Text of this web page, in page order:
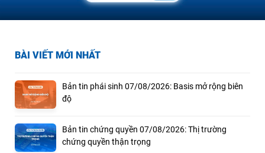
BÀI VIẾT MỚI NHẤT
Bản tin phái sinh 07/08/2026: Basis mở rộng biên
độ
Bản tin chứng quyền 07/08/2026: Thị trường
chứng quyền thận trọng